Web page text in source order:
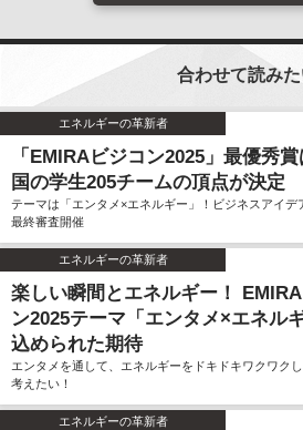
合わせて読み
エネルギーの革新者
「EMIRAビジコン2025」最優秀
国の学生205チームの頂点が決定
テーマは「エンタメ×エネルギー」！ビジネスアイデ
最終審査開催
エネルギーの革新者
楽しい瞬間とエネルギー！
ン2025テーマ「エンタメ×エネル
込められた期待
エンタメを通して、エネルギーをドキドキワクワク
考えたい！
エネルギーの革新者